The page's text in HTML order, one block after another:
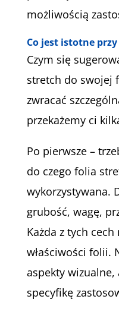
możliwością
Co jest istotne
Czym się
stretch do swojej
zwracać
przekażemy ci
Po pierwsze –
do czego folia
wykorzystywana.
grubość, wagę,
Każda z tych cech
właściwości folii.
aspekty wizualne,
specyfikę